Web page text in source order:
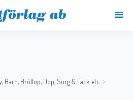
Barn, Bröllop, Dop, Sorg & Tack etc.